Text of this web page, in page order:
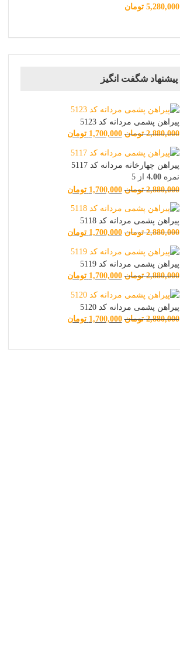
5,280,000 تومان
پیشنهاد شگفت انگیز
پیراهن پشمی مردانه کد 5123
2,880,000 تومان 1,700,000 تومان
پیراهن چهارخانه مردانه کد 5117
نمره4.00 از 5
2,880,000 تومان 1,700,000 تومان
پیراهن پشمی مردانه کد 5118
2,880,000 تومان 1,700,000 تومان
پیراهن پشمی مردانه کد 5119
2,880,000 تومان 1,700,000 تومان
پیراهن پشمی مردانه کد 5120
2,880,000 تومان 1,700,000 تومان